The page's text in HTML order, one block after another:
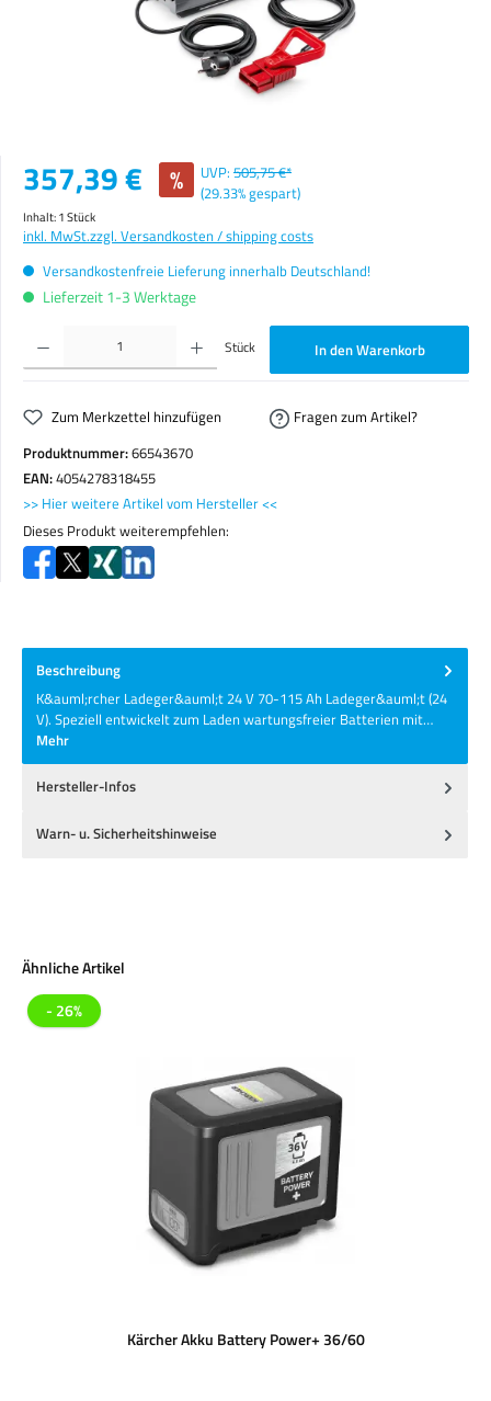
Verkaufspreis:
357,39 € % UVP: 505,75 €*
(29.33% gespart)
Inhalt:1 Stück
inkl. MwSt.zzgl. Versandkosten / shipping costs
Versandkostenfreie Lieferung innerhalb Deutschland!
Lieferzeit 1-3 Werktage
Produkt Anzahl: Gib den gewünschten Wert ein oder benutze die Schaltflächen um die Anzahl zu
Stück In den Warenkorb
Zum Merkzettel hinzufügen
Fragen zum Artikel?
Produktnummer:66543670
EAN:4054278318455
>> Hier weitere Artikel vom Hersteller <<
Dieses Produkt weiterempfehlen:
Beschreibung
K&auml;rcher Ladeger&auml;t 24 V 70-115 Ah Ladeger&auml;t (24
V). Speziell entwickelt zum Laden wartungsfreier Batterien mit…
Mehr
Hersteller-Infos
Warn- u. Sicherheitshinweise
Produktgalerie überspringen
Ähnliche Artikel
- 26%
Kärcher Akku Battery Power+ 36/60